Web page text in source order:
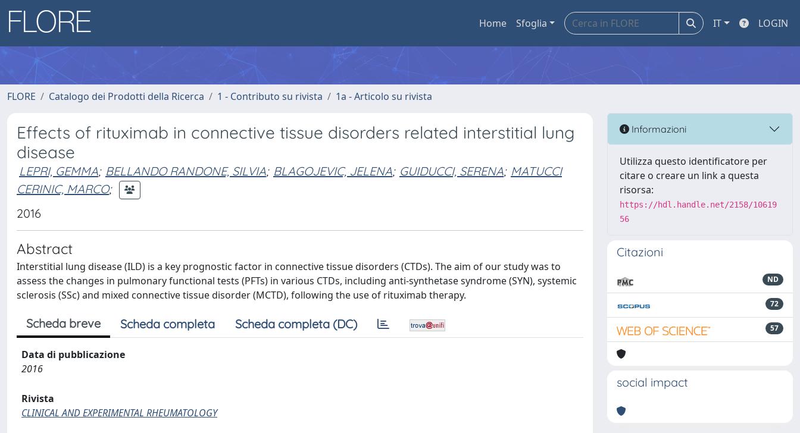
Home Sfoglia IT LOGIN
FLORE Catalogo dei Prodotti della Ricerca 1 - Contributo su rivista 1a - Articolo su rivista
Effects of rituximab in connective tissue disorders related interstitial lung
disease
LEPRI, GEMMA; BELLANDO RANDONE, SILVIA; BLAGOJEVIC, JELENA; GUIDUCCI, SERENA; MATUCCI
CERINIC, MARCO;
2016
Abstract
Interstitial lung disease (ILD) is a key prognostic factor in connective tissue disorders (CTDs). The aim of our study was to
assess the changes in pulmonary functional tests (PFTs) in various CTDs, including anti-synthetase syndrome (SYN), systemic
sclerosis (SSc) and mixed connective tissue disorder (MCTD), following the use of rituximab therapy.
Scheda breve Scheda completa Scheda completa (DC)
Data di pubblicazione
2016
Rivista
CLINICAL AND EXPERIMENTAL RHEUMATOLOGY
Informazioni
Utilizza questo identificatore per
citare o creare un link a questa
risorsa:
https://hdl.handle.net/2158/10619
56
Citazioni
ND
72
57
social impact